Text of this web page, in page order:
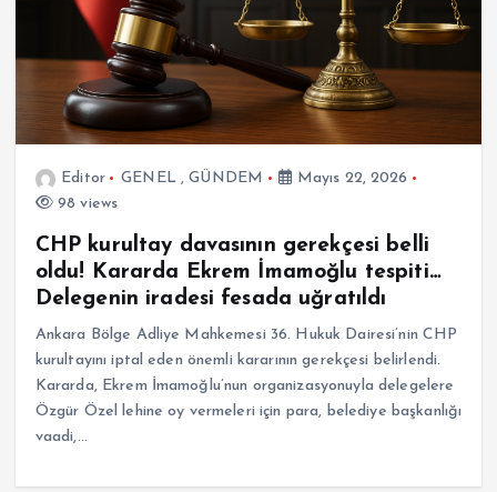
Editor GENEL,GÜNDEM
Mayıs 22, 2026
98 views
CHP kurultay davasının gerekçesi belli
oldu! Kararda Ekrem İmamoğlu tespiti…
Delegenin iradesi fesada uğratıldı
Ankara Bölge Adliye Mahkemesi 36. Hukuk Dairesi’nin CHP
kurultayını iptal eden önemli kararının gerekçesi belirlendi.
Kararda, Ekrem İmamoğlu’nun organizasyonuyla delegelere
Özgür Özel lehine oy vermeleri için para, belediye başkanlığı
vaadi,…